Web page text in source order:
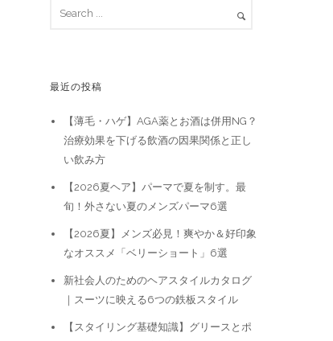
最近の投稿
【薄毛・ハゲ】AGA薬とお酒は併用NG？
治療効果を下げる飲酒の因果関係と正し
い飲み方
【2026夏ヘア】パーマで夏を制す。最
旬！外さない夏のメンズパーマ6選
【2026夏】メンズ必見！爽やか＆好印象
なオススメ「ベリーショート」6選
新社会人のためのヘアスタイルカタログ
｜スーツに映える6つの鉄板スタイル
【スタイリング基礎知識】グリースとポ